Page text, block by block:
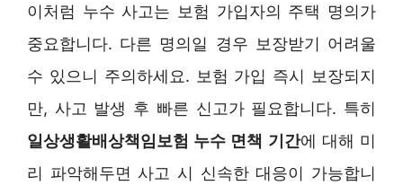
이처럼 누수 사고는 보험 가입자의 주택 명의가
중요합니다. 다른 명의일 경우 보장받기 어려울
수 있으니 주의하세요. 보험 가입 즉시 보장되지
만, 사고 발생 후 빠른 신고가 필요합니다. 특히
일상생활배상책임보험 누수 면책 기간에 대해 미
리 파악해두면 사고 시 신속한 대응이 가능합니